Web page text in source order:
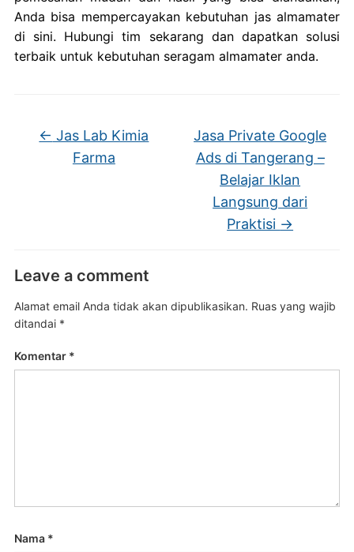
Anda bisa mempercayakan kebutuhan jas almamater
di sini. Hubungi tim sekarang dan dapatkan solusi
terbaik untuk kebutuhan seragam almamater anda.
← Jas Lab Kimia
Farma
Jasa Private Google
Ads di Tangerang –
Belajar Iklan
Langsung dari
Praktisi →
Leave a comment
Alamat email Anda tidak akan dipublikasikan. Ruas yang wajib
ditandai *
Komentar *
Nama *